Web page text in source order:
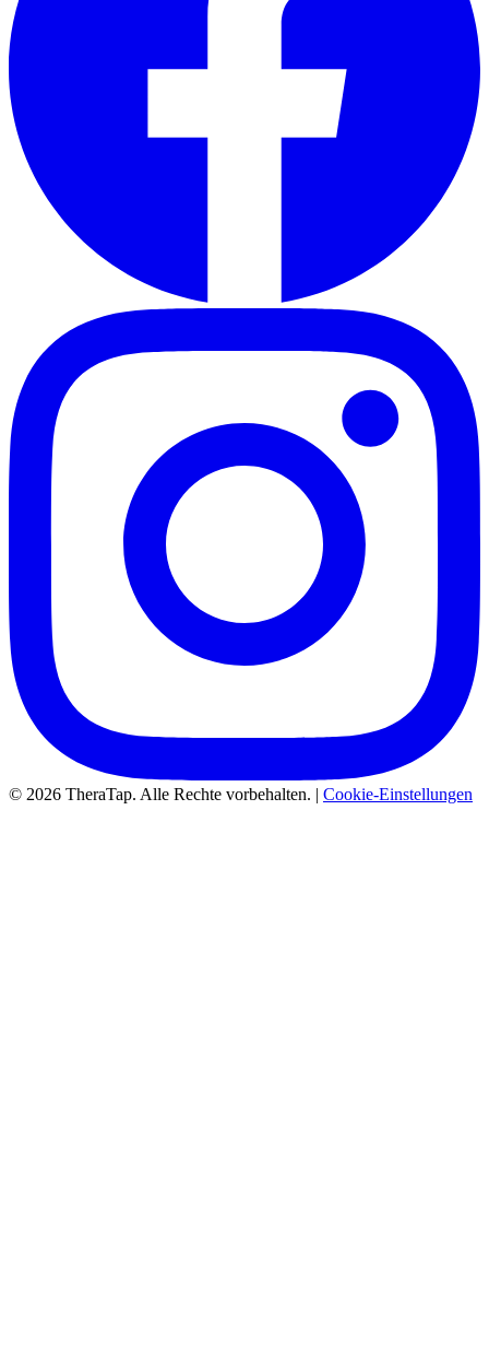
© 2026 TheraTap. Alle Rechte vorbehalten. | Cookie-Einstellungen